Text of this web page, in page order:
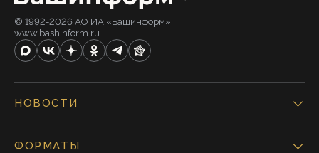
© 1992-2026 АО ИА «Башинформ».
www.bashinform.ru
НОВОСТИ
ФОРМАТЫ